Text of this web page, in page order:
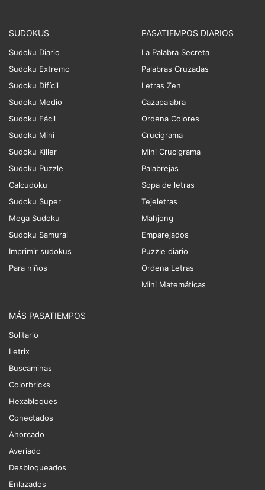
SUDOKUS
Sudoku Diario
Sudoku Extremo
Sudoku Difícil
Sudoku Medio
Sudoku Fácil
Sudoku Mini
Sudoku Killer
Sudoku Puzzle
Calcudoku
Sudoku Super
Mega Sudoku
Sudoku Samurai
Imprimir sudokus
Para niños
PASATIEMPOS DIARIOS
La Palabra Secreta
Palabras Cruzadas
Letras Zen
Cazapalabra
Ordena Colores
Crucigrama
Mini Crucigrama
Palabrejas
Sopa de letras
Tejeletras
Mahjong
Emparejados
Puzzle diario
Ordena Letras
Mini Matemáticas
MÁS PASATIEMPOS
Solitario
Letrix
Buscaminas
Colorbricks
Hexabloques
Conectados
Ahorcado
Averiado
Desbloqueados
Enlazados